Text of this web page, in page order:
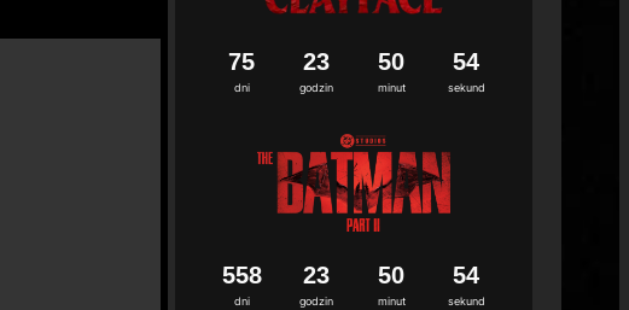
dni
75
godzin
23
minut
50
sekund
53
dni
558
godzin
23
minut
50
sekund
53